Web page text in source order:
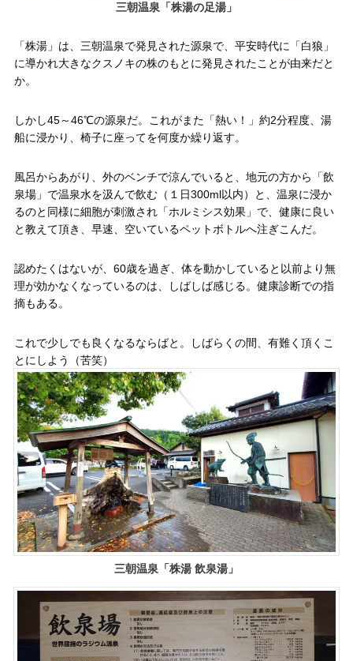
三朝温泉「株湯の足湯」
「株湯」は、三朝温泉で発見された源泉で、平安時代に「白狼」
に導かれ大きなクスノキの株のもとに発見されたことが由来だと
か。
しかし45～46℃の源泉だ。これがまた「熱い！」約2分程度、湯
船に浸かり、椅子に座ってを何度か繰り返す。
風呂からあがり、外のベンチで涼んでいると、地元の方から「飲
泉場」で温泉水を汲んで飲む（１日300ml以内）と、温泉に浸か
るのと同様に細胞が刺激され「ホルミシス効果」で、健康に良い
と教えて頂き、早速、空いているペットボトルへ注ぎこんだ。
認めたくはないが、60歳を過ぎ、体を動かしていると以前より無
理が効かなくなっているのは、しばしば感じる。健康診断での指
摘もある。
これで少しでも良くなるならばと。しばらくの間、有難く頂くこ
とにしよう（苦笑）
三朝温泉「株湯 飲泉湯」